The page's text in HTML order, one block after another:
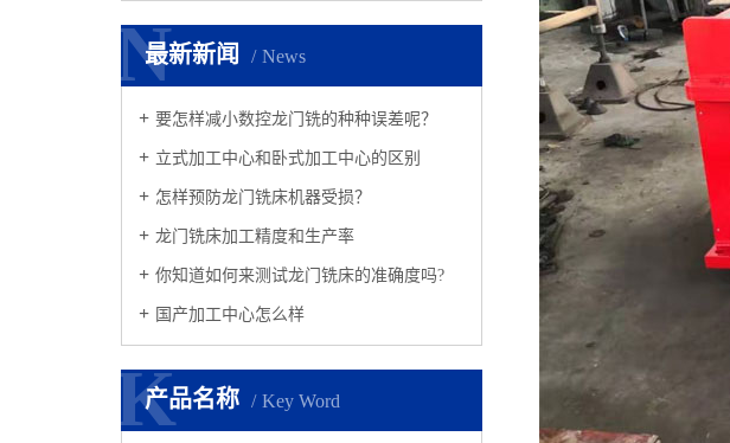
最新新闻 News
N
N
要怎样减小数控龙门铣的种种误差呢？
立式加工中心和卧式加工中心的区别
怎样预防龙门铣床机器受损？
龙门铣床加工精度和生产率
你知道如何来测试龙门铣床的准确度吗?
国产加工中心怎么样
产品名称 Key Word
K
K